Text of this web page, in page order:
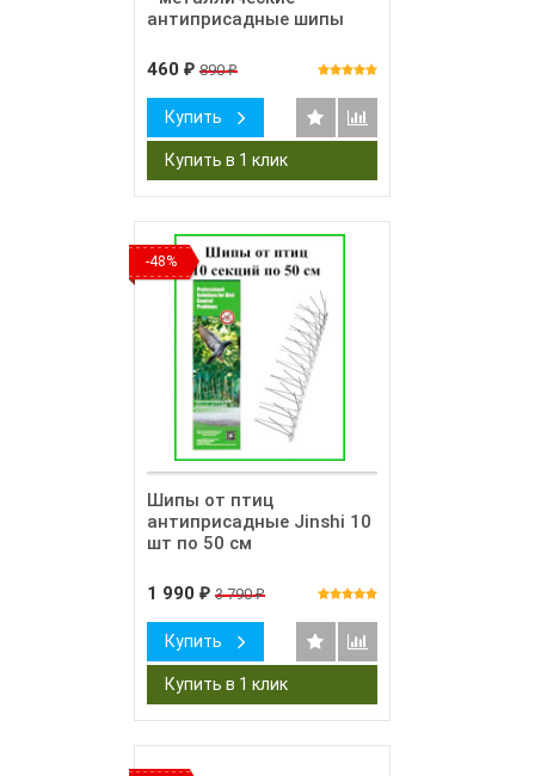
антиприсадные шипы
460 ₽ 890₽
Купить
-48%
Шипы от птиц
антиприсадные Jinshi 10
шт по 50 см
1 990 ₽ 3 790₽
Купить